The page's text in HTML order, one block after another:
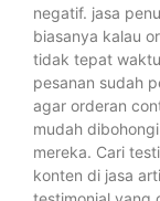
negatif. jasa
biasanya kalau
tidak tepat
pesanan sudah
agar orderan
mudah
mereka. Cari
konten di jasa